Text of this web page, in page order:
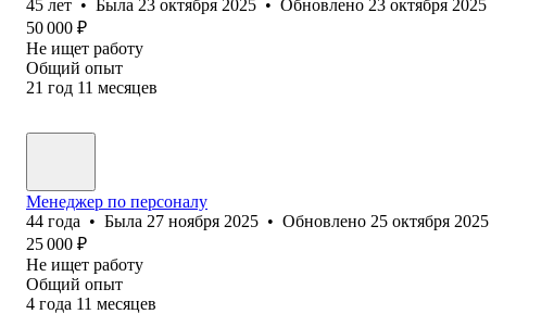
45 лет • Была 23 октября 2025 • Обновлено 23 октября 2025
50 000 ₽
Не ищет работу
Общий опыт
21 год 11 месяцев
Менеджер по персоналу
44 года • Была 27 ноября 2025 • Обновлено 25 октября 2025
25 000 ₽
Не ищет работу
Общий опыт
4 года 11 месяцев